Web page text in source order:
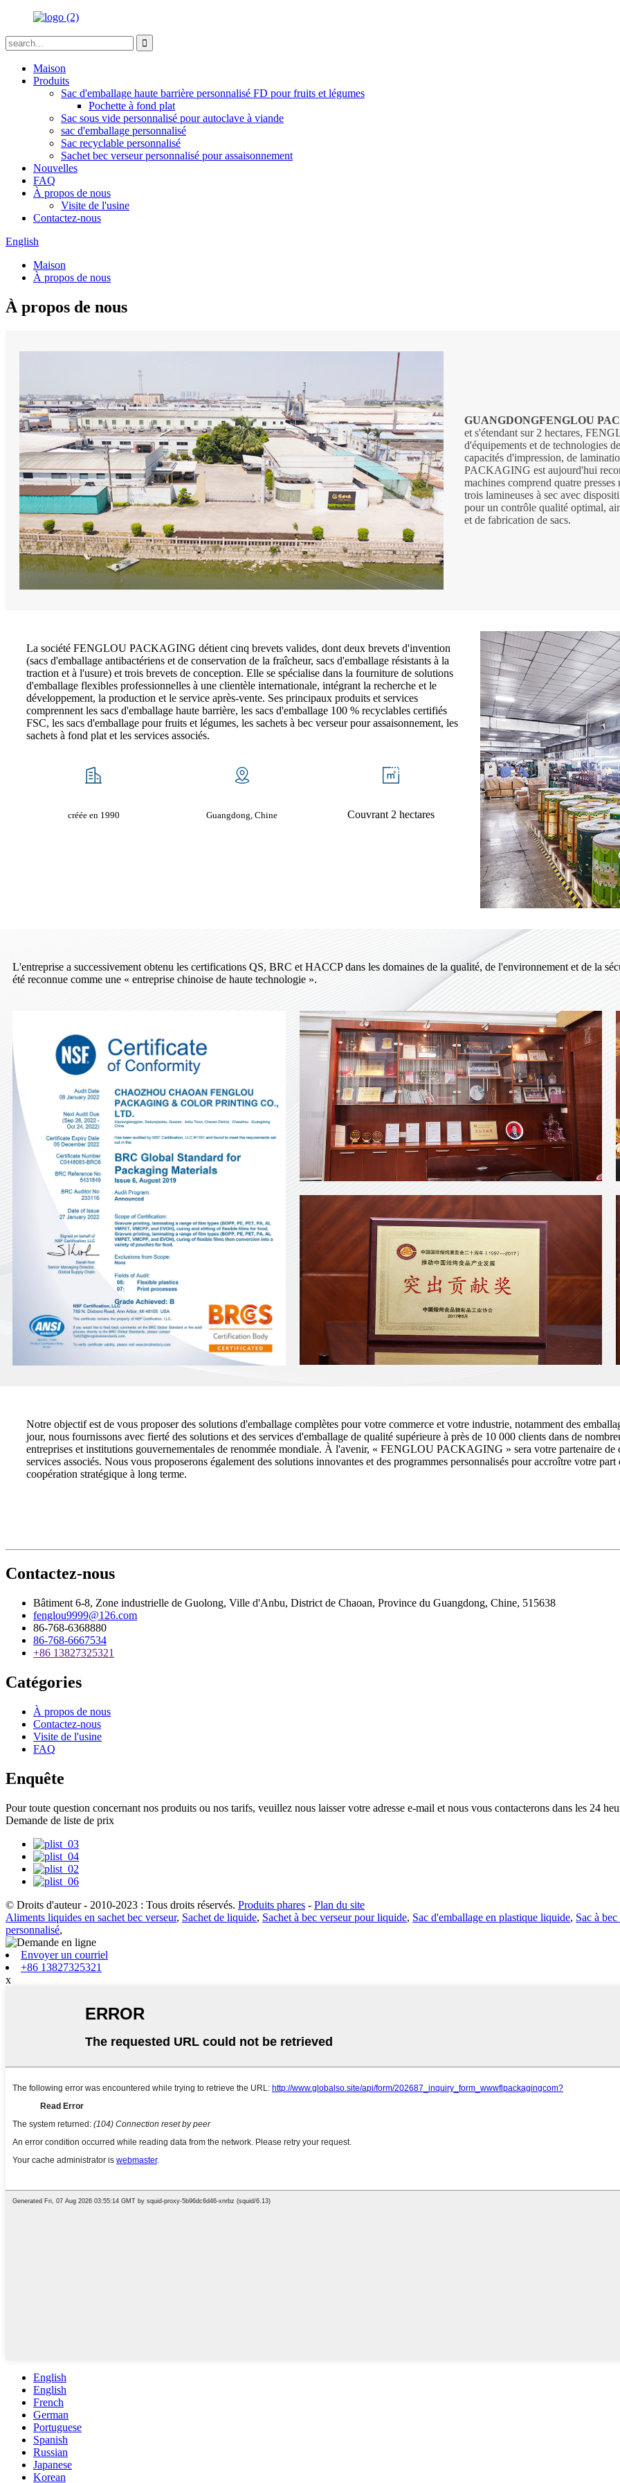
Maison
Produits
Sac d'emballage haute barrière personnalisé FD pour fruits et légumes
Pochette à fond plat
Sac sous vide personnalisé pour autoclave à viande
sac d'emballage personnalisé
Sac recyclable personnalisé
Sachet bec verseur personnalisé pour assaisonnement
Nouvelles
FAQ
À propos de nous
Visite de l'usine
Contactez-nous
English
Maison
À propos de nous
À propos de nous
GUANGDONGFENGLOU
et s'étendant sur 2 hectares,
d'équipements et de technologies
capacités d'impression, de
PACKAGING est aujourd'hui
machines comprend quatre
trois lamineuses à sec avec
pour un contrôle qualité optimal,
et de fabrication de sacs.
La société FENGLOU PACKAGING détient cinq brevets valides, dont deux brevets d'invention
(sacs d'emballage antibactériens et de conservation de la fraîcheur, sacs d'emballage résistants à la
traction et à l'usure) et trois brevets de conception. Elle se spécialise dans la fourniture de solutions
d'emballage flexibles professionnelles à une clientèle internationale, intégrant la recherche et le
développement, la production et le service après-vente. Ses principaux produits et services
comprennent les sacs d'emballage haute barrière, les sacs d'emballage 100 % recyclables certifiés
FSC, les sacs d'emballage pour fruits et légumes, les sachets à bec verseur pour assaisonnement, les
sachets à fond plat et les services associés.
créée en 1990 Guangdong, Chine Couvrant 2 hectares
L'entreprise a successivement obtenu les certifications QS, BRC et HACCP dans les domaines de la qualité, de l'environnement et de la
été reconnue comme une « entreprise chinoise de haute technologie ».
Notre objectif est de vous proposer des solutions d'emballage complètes pour votre commerce et votre industrie, notamment des
jour, nous fournissons avec fierté des solutions et des services d'emballage de qualité supérieure à près de 10 000 clients dans de
entreprises et institutions gouvernementales de renommée mondiale. À l'avenir, « FENGLOU PACKAGING » sera votre partenaire
services associés. Nous vous proposerons également des solutions innovantes et des programmes personnalisés pour accroître votre
coopération stratégique à long terme.
Contactez-nous
Bâtiment 6-8, Zone industrielle de Guolong, Ville d'Anbu, District de Chaoan, Province du Guangdong, Chine, 515638
fenglou9999@126.com
86-768-6368880
86-768-6667534
+86 13827325321
Catégories
À propos de nous
Contactez-nous
Visite de l'usine
FAQ
Enquête
Pour toute question concernant nos produits ou nos tarifs, veuillez nous laisser votre adresse e-mail et nous vous contacterons dans les 24
Demande de liste de prix
© Droits d'auteur - 2010-2023 : Tous droits réservés. Produits phares - Plan du site
Aliments liquides en sachet bec verseur, Sachet de liquide, Sachet à bec verseur pour liquide, Sac d'emballage en plastique liquide, Sac à
personnalisé,
Envoyer un courriel
+86 13827325321
x
English
English
French
German
Portuguese
Spanish
Russian
Japanese
Korean